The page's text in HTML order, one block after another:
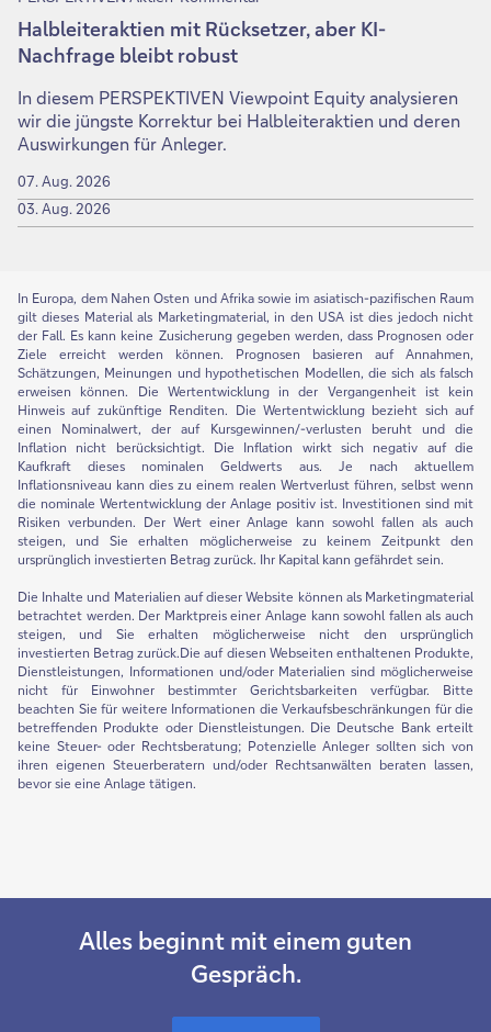
Halbleiteraktien mit Rücksetzer, aber KI-
Nachfrage bleibt robust
In diesem PERSPEKTIVEN Viewpoint Equity analysieren
wir die jüngste Korrektur bei Halbleiteraktien und deren
Auswirkungen für Anleger.
07. Aug. 2026
03. Aug. 2026
In Europa, dem Nahen Osten und Afrika sowie im asiatisch-pazifischen Raum
gilt dieses Material als Marketingmaterial, in den USA ist dies jedoch nicht
der Fall. Es kann keine Zusicherung gegeben werden, dass Prognosen oder
Ziele erreicht werden können. Prognosen basieren auf Annahmen,
Schätzungen, Meinungen und hypothetischen Modellen, die sich als falsch
erweisen können. Die Wertentwicklung in der Vergangenheit ist kein
Hinweis auf zukünftige Renditen. Die Wertentwicklung bezieht sich auf
einen Nominalwert, der auf Kursgewinnen/-verlusten beruht und die
Inflation nicht berücksichtigt. Die Inflation wirkt sich negativ auf die
Kaufkraft dieses nominalen Geldwerts aus. Je nach aktuellem
Inflationsniveau kann dies zu einem realen Wertverlust führen, selbst wenn
die nominale Wertentwicklung der Anlage positiv ist. Investitionen sind mit
Risiken verbunden. Der Wert einer Anlage kann sowohl fallen als auch
steigen, und Sie erhalten möglicherweise zu keinem Zeitpunkt den
ursprünglich investierten Betrag zurück. Ihr Kapital kann gefährdet sein.
Die Inhalte und Materialien auf dieser Website können als Marketingmaterial
betrachtet werden. Der Marktpreis einer Anlage kann sowohl fallen als auch
steigen, und Sie erhalten möglicherweise nicht den ursprünglich
investierten Betrag zurück.Die auf diesen Webseiten enthaltenen Produkte,
Dienstleistungen, Informationen und/oder Materialien sind möglicherweise
nicht für Einwohner bestimmter Gerichtsbarkeiten verfügbar. Bitte
beachten Sie für weitere Informationen die Verkaufsbeschränkungen für die
betreffenden Produkte oder Dienstleistungen. Die Deutsche Bank erteilt
keine Steuer- oder Rechtsberatung; Potenzielle Anleger sollten sich von
ihren eigenen Steuerberatern und/oder Rechtsanwälten beraten lassen,
bevor sie eine Anlage tätigen.
Alles beginnt mit einem guten
Gespräch.